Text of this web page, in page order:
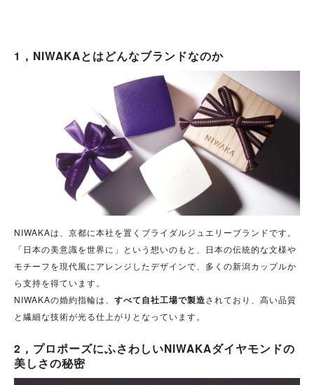
1，NIWAKAとはどんなブランドなのか
NIWAKAは、京都に本社を置くブライダルジュエリーブランドです。
「日本の美意識を世界に」という想いのもと、日本の伝統的な文様や
モチーフを現代風にアレンジしたデザインで、多くの新潟カップルか
ら支持を得ています。
NIWAKAの婚約指輪は、 すべて自社工場で製造されており、高い品質
と繊細な技術が光る仕上がりとなっています。
2，プロポーズにふさわしいNIWAKAダイヤモンドの
美しさの秘密